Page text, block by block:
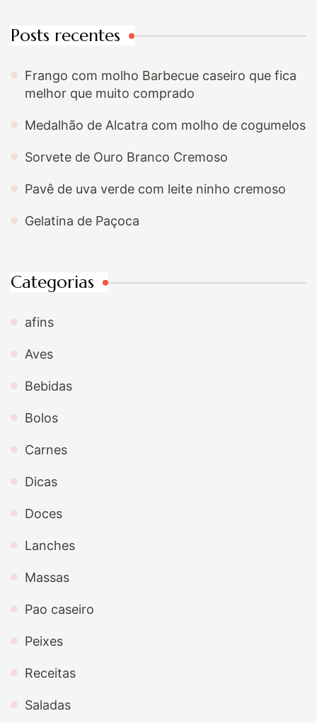
Posts recentes
Frango com molho Barbecue caseiro que fica
melhor que muito comprado
Medalhão de Alcatra com molho de cogumelos
Sorvete de Ouro Branco Cremoso
Pavê de uva verde com leite ninho cremoso
Gelatina de Paçoca
Categorias
afins
Aves
Bebidas
Bolos
Carnes
Dicas
Doces
Lanches
Massas
Pao caseiro
Peixes
Receitas
Saladas